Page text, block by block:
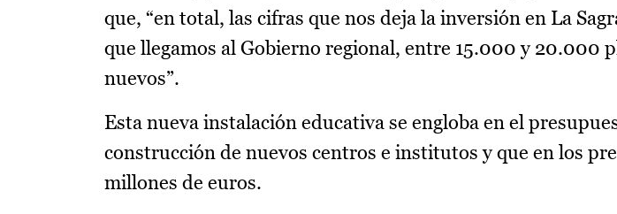
que, “en total, las cifras que nos deja la inversión en La
que llegamos al Gobierno regional, entre 15.000 y 20.000
nuevos”.
Esta nueva instalación educativa se engloba en el
construcción de nuevos centros e institutos y que en los
millones de euros.